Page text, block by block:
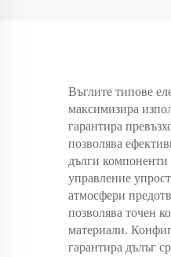
Въглите типове
максимизира
гарантира
позволява
дълги компоненти
управление
атмосфери
позволява точен
материали.
гарантира дълъг